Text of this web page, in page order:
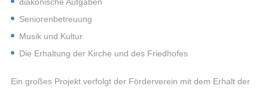
diakonische Aufgaben
Seniorenbetreuung
Musik und Kultur
Die Erhaltung der Kirche und des Friedhofes
Ein großes Projekt verfolgt der Förderverein mit dem Erhalt der